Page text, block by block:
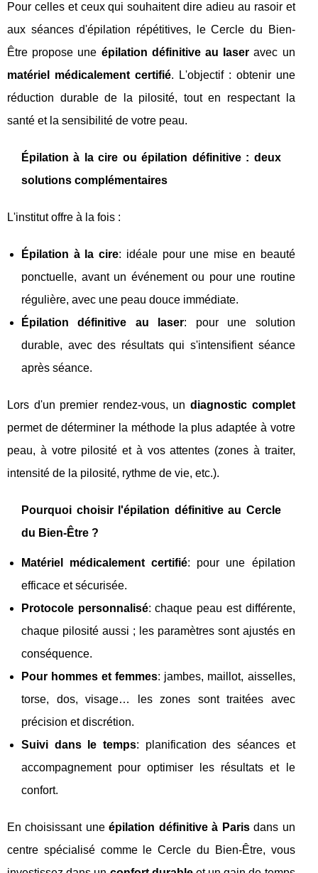
Pour celles et ceux qui souhaitent dire adieu au rasoir et
aux séances d'épilation répétitives, le Cercle du Bien-
Être propose une épilation définitive au laser avec un
matériel médicalement certifié. L'objectif : obtenir une
réduction durable de la pilosité, tout en respectant la
santé et la sensibilité de votre peau.
Épilation à la cire ou épilation définitive : deux
solutions complémentaires
L'institut offre à la fois :
Épilation à la cire: idéale pour une mise en beauté
ponctuelle, avant un événement ou pour une routine
régulière, avec une peau douce immédiate.
Épilation définitive au laser: pour une solution
durable, avec des résultats qui s'intensifient séance
après séance.
Lors d'un premier rendez-vous, un diagnostic complet
permet de déterminer la méthode la plus adaptée à votre
peau, à votre pilosité et à vos attentes (zones à traiter,
intensité de la pilosité, rythme de vie, etc.).
Pourquoi choisir l'épilation définitive au Cercle
du Bien-Être ?
Matériel médicalement certifié: pour une épilation
efficace et sécurisée.
Protocole personnalisé: chaque peau est différente,
chaque pilosité aussi ; les paramètres sont ajustés en
conséquence.
Pour hommes et femmes: jambes, maillot, aisselles,
torse, dos, visage… les zones sont traitées avec
précision et discrétion.
Suivi dans le temps: planification des séances et
accompagnement pour optimiser les résultats et le
confort.
En choisissant uneépilation définitive à Parisdans un
centre spécialisé comme le Cercle du Bien-Être, vous